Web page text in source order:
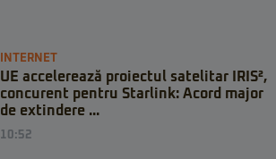
INTERNET
UE accelerează proiectul satelitar IRIS²,
concurent pentru Starlink: Acord major
de extindere ...
10:52